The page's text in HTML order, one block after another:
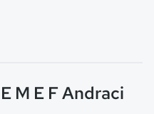
M E F Andraci